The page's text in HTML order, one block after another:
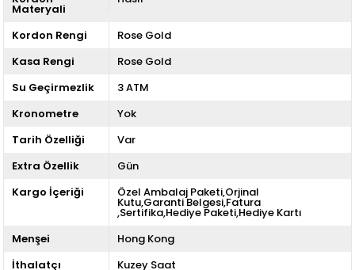
Materyali
Kordon Rengi
Rose Gold
Kasa Rengi
Rose Gold
Su Geçirmezlik
3 ATM
Kronometre
Yok
Tarih Özelliği
Var
Extra Özellik
Gün
Kargo İçeriği
Özel Ambalaj Paketi,Orjinal
Kutu,Garanti Belgesi,Fatura
,Sertifika,Hediye Paketi,Hediye Kartı
Menşei
Hong Kong
İthalatçı
Kuzey Saat